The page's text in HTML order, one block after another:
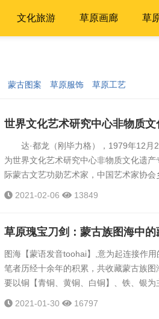
文化旅游 草原画廊 草
蒙古图案 草原服饰 草原工艺
世界文化艺术研究中心非物质
达·都龙（刚毕力格），1979年12月
为世界文化艺术研究中心非物质文化遗
际蒙古文艺功勋艺术家，中国艺术家协
会选定国家一级雕刻家，蒙古族传统马
2021-02-06 13849
草原瑰宝刀剑：蒙古族图海中
图海【蒙语发音toohai】,意为起连接作
笔者历经十余年的积累，共收藏蒙古族
要以铜【青铜、黄铜、白铜】、铁、银
流。图海的内容十分丰富，其中与藏传
2021-01-30 16797